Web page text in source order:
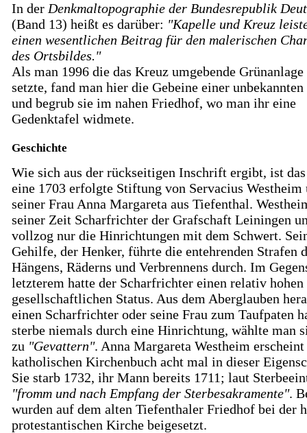
In der Denkmaltopographie der Bundesrepublik
(Band 13) heißt es darüber: "Kapelle und Kreuz
einen wesentlichen Beitrag für den malerischen
des Ortsbildes."
Als man 1996 die das Kreuz umgebende
setzte, fand man hier die Gebeine einer unbekannten
und begrub sie im nahen Friedhof, wo man ihr eine
Gedenktafel widmete.
Geschichte
Wie sich aus der rückseitigen Inschrift ergibt, ist
eine 1703 erfolgte Stiftung von Servacius Westheim
seiner Frau Anna Margareta aus Tiefenthal.
seiner Zeit Scharfrichter der Grafschaft Leiningen
vollzog nur die Hinrichtungen mit dem Schwert.
Gehilfe, der Henker, führte die entehrenden Strafen
Hängens, Räderns und Verbrennens durch. Im
letzterem hatte der Scharfrichter einen relativ hohen
gesellschaftlichen Status. Aus dem Aberglauben
einen Scharfrichter oder seine Frau zum Taufpaten
sterbe niemals durch eine Hinrichtung, wählte man
zu "Gevattern". Anna Margareta Westheim
katholischen Kirchenbuch acht mal in dieser
Sie starb 1732, ihr Mann bereits 1711; laut
"fromm und nach Empfang der Sterbesakramente".
wurden auf dem alten Tiefenthaler Friedhof bei der
protestantischen Kirche beigesetzt.